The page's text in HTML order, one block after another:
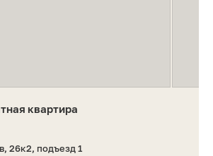
квартира
26к2, подъезд 1